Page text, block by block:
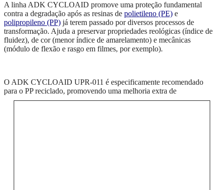
A linha ADK CYCLOAID promove uma proteção fundamental
contra a degradação após as resinas de polietileno (PE) e
polipropileno (PP) já terem passado por diversos processos de
transformação. Ajuda a preservar propriedades reológicas (índice de
fluidez), de cor (menor índice de amarelamento) e mecânicas
(módulo de flexão e rasgo em filmes, por exemplo).
O ADK CYCLOAID UPR-011 é especificamente recomendado
para o PP reciclado, promovendo uma melhoria extra de